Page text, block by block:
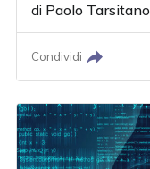
di Paolo Tarsitano
Condividi